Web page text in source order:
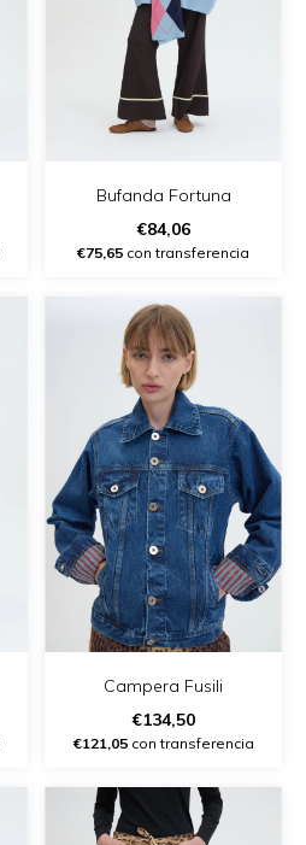
Bufanda Fortuna
€84,06
€75,65 con transferencia
Campera Fusili
€134,50
€121,05con transferencia